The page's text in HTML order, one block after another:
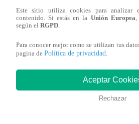
del 2018 – Gran final – Programa
completo
También
Este sitio utiliza cookies para analizar
contenido. Si estás en la Unión Europea,
según el RGPD.
Para conocer mejor como se utilizan tus
pagina de Política de privacidad.
Aceptar
Rechazar